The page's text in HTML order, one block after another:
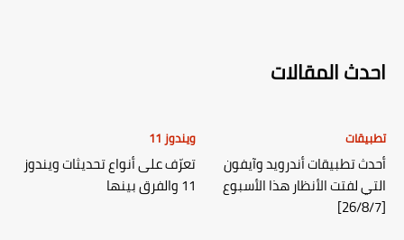
احدث المقالات
تطبيقات
أحدث تطبيقات أندرويد وآيفون
التي لفتت الأنظار هذا الأسبوع
[26/8/7]
ويندوز 11
تعرّف على أنواع تحديثات ويندوز
11 والفرق بينها